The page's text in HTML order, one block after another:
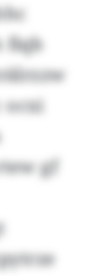
fiqb
ocxi
gf